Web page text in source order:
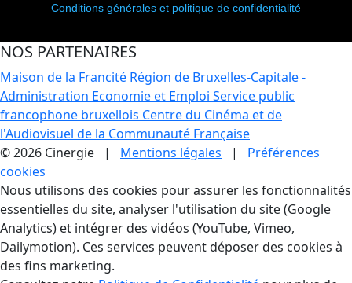
Conditions générales et politique de confidentialité
NOS PARTENAIRES
Maison de la Francité Région de Bruxelles-Capitale -
Administration Economie et Emploi Service public
francophone bruxellois Centre du Cinéma et de
l'Audiovisuel de la Communauté Française
© 2026 Cinergie | Mentions légales | Préférences
cookies
Gestion des Cookies
Nous utilisons des cookies pour assurer les fonctionnalités
essentielles du site, analyser l'utilisation du site (Google
Analytics) et intégrer des vidéos (YouTube, Vimeo,
Dailymotion). Ces services peuvent déposer des cookies à
des fins marketing.